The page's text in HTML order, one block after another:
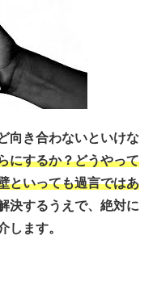
向き合わないといけな
にするか？どうやって
といっても過言ではあ
決するうえで、絶対に
します。